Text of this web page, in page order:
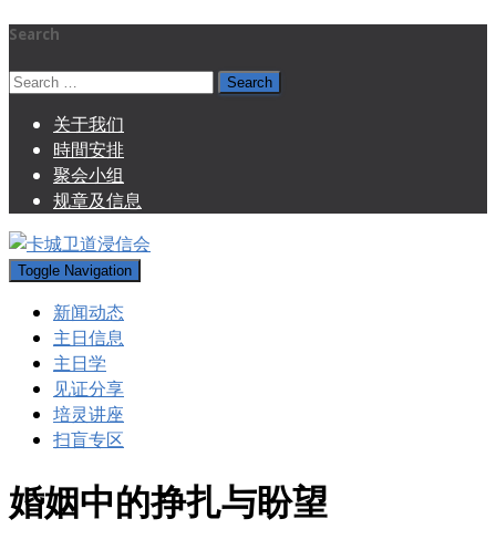
Search
Search
关于我们
時間安排
聚会小组
规章及信息
Toggle Navigation
新闻动态
主日信息
主日学
见证分享
培灵讲座
扫盲专区
婚姻中的挣扎与盼望